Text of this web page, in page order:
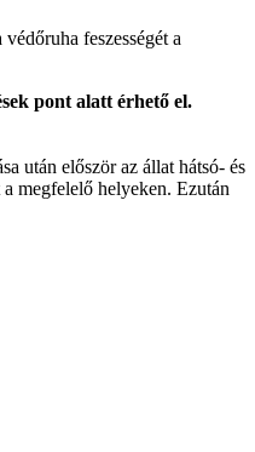
feszességét a
pont alatt érhető el.
után először az állat hátsó- és
megfelelő helyeken. Ezután